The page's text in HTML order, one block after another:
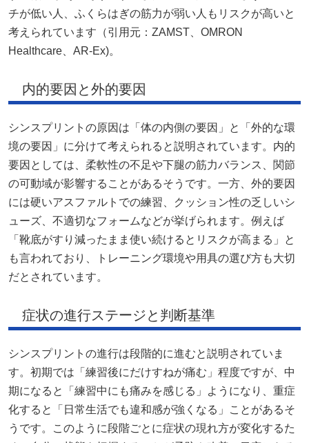
チが低い人、ふくらはぎの筋力が弱い人もリスクが高いと
考えられています（引用元： ZAMST
OMRON
Healthcare
AR-Ex)。
内的要因と外的要因
シンスプリントの原因は「体の内側の要因」と「外的な環
境の要因」に分けて考えられると説明されています。内的
要因としては、柔軟性の不足や下腿の筋力バランス、関節
の可動域が影響することがあるそうです。一方、外的要因
には硬いアスファルトでの練習、クッション性の乏しいシ
ューズ、不適切なフォームなどが挙げられます。例えば
「靴底がすり減ったまま使い続けるとリスクが高まる」と
も言われており、トレーニング環境や用具の選び方も大切
だとされています。
症状の進行ステージと判断基準
シンスプリントの進行は段階的に進むと説明されていま
す。初期では「練習後にだけすねが痛む」程度ですが、中
期になると「練習中にも痛みを感じる」ようになり、重症
化すると「日常生活でも違和感が強くなる」ことがあるそ
うです。このように段階ごとに症状の現れ方が変化するた